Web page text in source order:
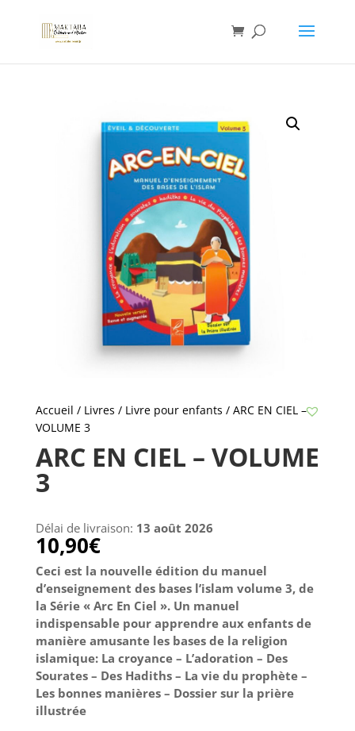
Accueil / Livres / Livre pour enfants / ARC EN CIEL –
VOLUME 3
ARC EN CIEL – VOLUME
3
Délai de livraison: 13 août 2026
10,90€
Ceci est la nouvelle édition du manuel
d’enseignement des bases l’islam volume 3, de
la Série « Arc En Ciel ». Un manuel
indispensable pour apprendre aux enfants de
manière amusante les bases de la religion
islamique: La croyance – L’adoration – Des
Sourates – Des Hadiths – La vie du prophète –
Les bonnes manières – Dossier sur la prière
illustrée